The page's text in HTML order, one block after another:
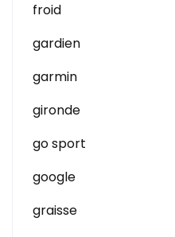
froid
gardien
garmin
gironde
go sport
google
graisse